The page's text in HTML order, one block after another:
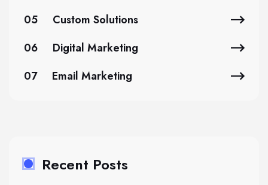
05
Custom Solutions
06
Digital Marketing
07
Email Marketing
Recent Posts